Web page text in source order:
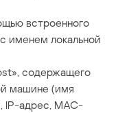
встроенного
именем локальной
содержащего
машине (имя
IP-адрес, MAC-